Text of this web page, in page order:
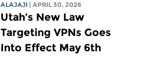
ALAJAJI
| APRIL 30, 2026
Utah’s New Law
Targeting VPNs Goes
Into Effect May 6th